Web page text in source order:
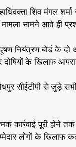
शिव मंगल
में मामला सामने आते ही
नियंत्रण बोर्ड के दो
के खिलाफ
सीईटीपी से जुड़े
कार्रवाई पूरी होने
लोगों के खिलाफ